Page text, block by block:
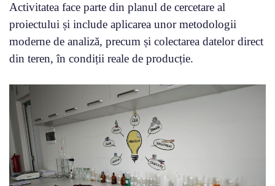
Activitatea face parte din planul de cercetare al
proiectului și include aplicarea unor metodologii
moderne de analiză, precum și colectarea datelor direct
din teren, în condiții reale de producție.